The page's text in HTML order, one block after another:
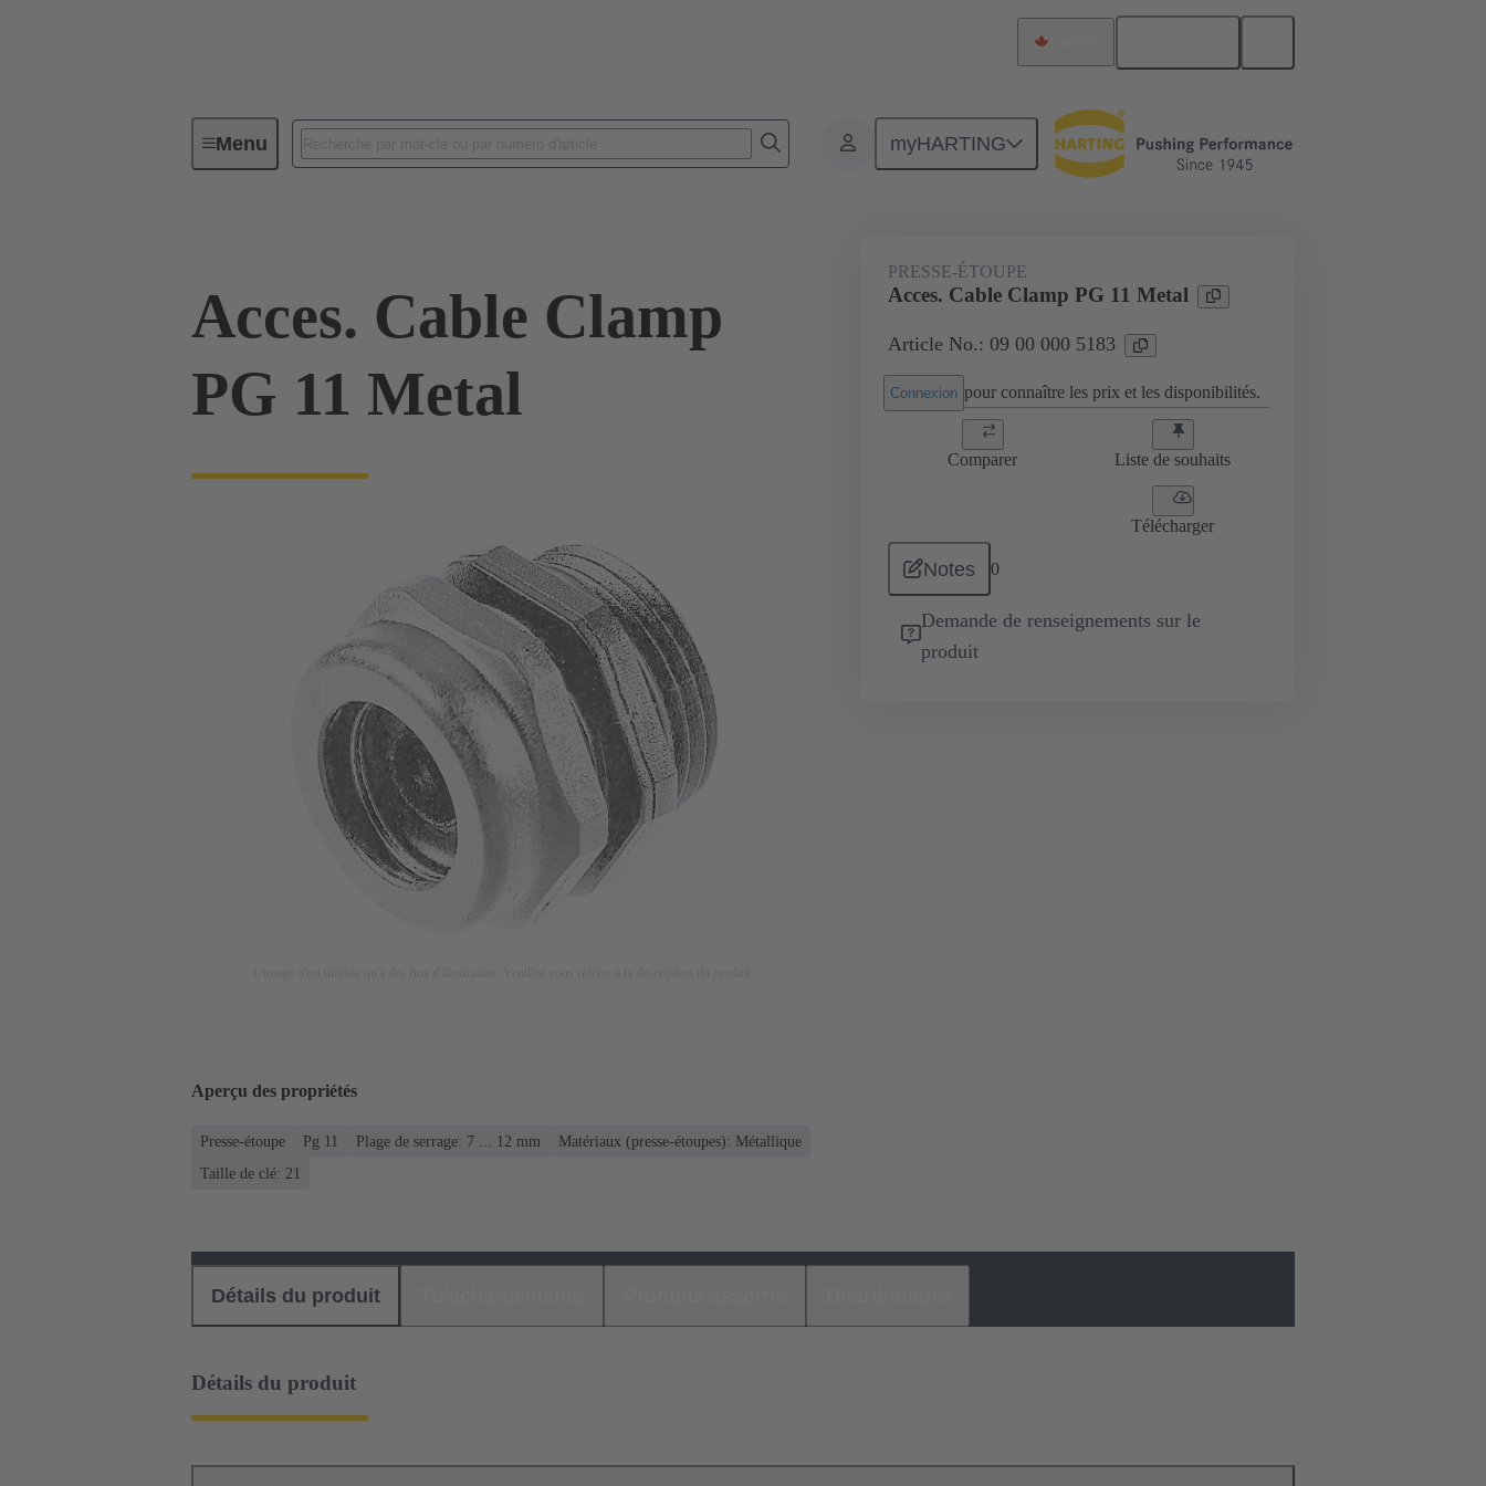
Menu myHARTING
Connecteurs industriels / Han® Accessoires Presse-étoupes 09 00 000 5183
Acces. Cable Clamp
PG 11 Metal
PRESSE-ÉTOUPE
Acces. Cable Clamp PG 11 Metal
Article No.: 09 00 000 5183
Connexion pour connaître les prix et les disponibilités.
Comparer Liste de souhaits
Télécharger
Notes 0
Demande de renseignements sur le
produit
Aperçu des propriétés
Presse-étoupe Pg 11 Plage de serrage: 7 ... 12 mm
Matériaux (presse-étoupes): Métallique
Taille de clé: 21
Détails du produit
Détails du produit